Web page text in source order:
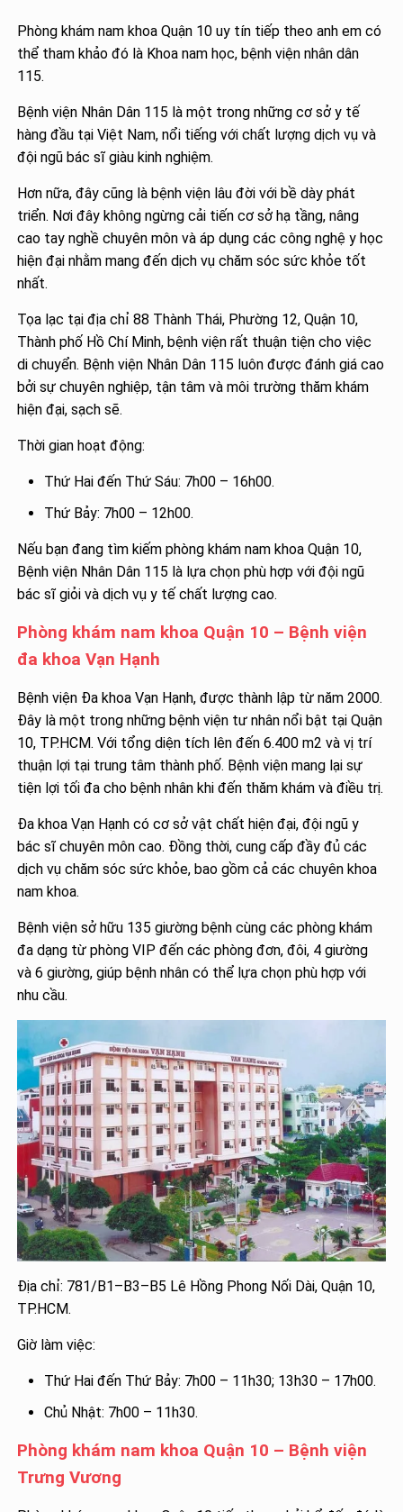
Phòng khám nam khoa Quận 10 uy tín tiếp theo anh em có
thể tham khảo đó là Khoa nam học, bệnh viện nhân dân
115.
Bệnh viện Nhân Dân 115 là một trong những cơ sở y tế
hàng đầu tại Việt Nam, nổi tiếng với chất lượng dịch vụ và
đội ngũ bác sĩ giàu kinh nghiệm.
Hơn nữa, đây cũng là bệnh viện lâu đời với bề dày phát
triển. Nơi đây không ngừng cải tiến cơ sở hạ tầng, nâng
cao tay nghề chuyên môn và áp dụng các công nghệ y học
hiện đại nhằm mang đến dịch vụ chăm sóc sức khỏe tốt
nhất.
Tọa lạc tại địa chỉ 88 Thành Thái, Phường 12, Quận 10,
Thành phố Hồ Chí Minh, bệnh viện rất thuận tiện cho việc
di chuyển. Bệnh viện Nhân Dân 115 luôn được đánh giá cao
bởi sự chuyên nghiệp, tận tâm và môi trường thăm khám
hiện đại, sạch sẽ.
Thời gian hoạt động:
Thứ Hai đến Thứ Sáu: 7h00 – 16h00.
Thứ Bảy: 7h00 – 12h00.
Nếu bạn đang tìm kiếm phòng khám nam khoa Quận 10,
Bệnh viện Nhân Dân 115 là lựa chọn phù hợp với đội ngũ
bác sĩ giỏi và dịch vụ y tế chất lượng cao.
Phòng khám nam khoa Quận 10 – Bệnh viện
đa khoa Vạn Hạnh
Bệnh viện Đa khoa Vạn Hạnh, được thành lập từ năm 2000.
Đây là một trong những bệnh viện tư nhân nổi bật tại Quận
10, TP.HCM. Với tổng diện tích lên đến 6.400 m2 và vị trí
thuận lợi tại trung tâm thành phố. Bệnh viện mang lại sự
tiện lợi tối đa cho bệnh nhân khi đến thăm khám và điều trị.
Đa khoa Vạn Hạnh có cơ sở vật chất hiện đại, đội ngũ y
bác sĩ chuyên môn cao. Đồng thời, cung cấp đầy đủ các
dịch vụ chăm sóc sức khỏe, bao gồm cả các chuyên khoa
nam khoa.
Bệnh viện sở hữu 135 giường bệnh cùng các phòng khám
đa dạng từ phòng VIP đến các phòng đơn, đôi, 4 giường
và 6 giường, giúp bệnh nhân có thể lựa chọn phù hợp với
nhu cầu.
Địa chỉ: 781/B1–B3–B5 Lê Hồng Phong Nối Dài, Quận 10,
TP.HCM.
Giờ làm việc:
Thứ Hai đến Thứ Bảy: 7h00 – 11h30; 13h30 – 17h00.
Chủ Nhật: 7h00 – 11h30.
Phòng khám nam khoa Quận 10 – Bệnh viện
Trưng Vương